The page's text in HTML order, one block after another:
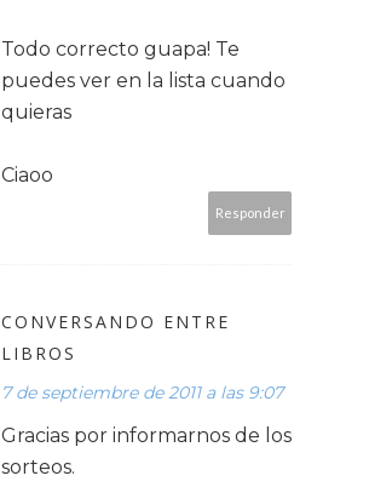
Todo correcto guapa! Te
puedes ver en la lista cuando
quieras
Ciaoo
Responder
CONVERSANDO ENTRE
LIBROS
7 de septiembre de 2011 a las 9:07
Gracias por informarnos de los
sorteos.